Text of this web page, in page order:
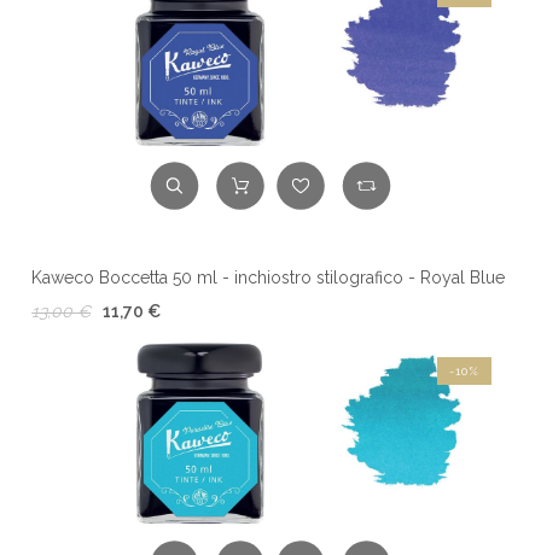
Kaweco Boccetta 50 ml - inchiostro stilografico - Royal Blue
13,00 €
11,70 €
-10%